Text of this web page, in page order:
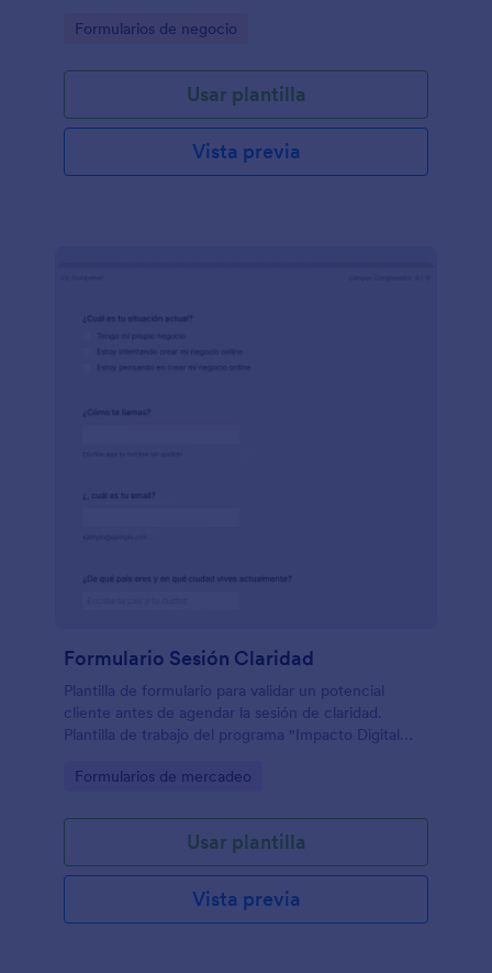
facturación y envío, y requisitos específicos, si los
Go to Category:
Formularios de negocio
Usar plantilla
Vista previa
Formulario Sesión Claridad
Plantilla de formulario para validar un potencial
cliente antes de agendar la sesión de claridad.
Plantilla de trabajo del programa "Impacto Digital
Go to Category:
Formularios de mercadeo
Usar plantilla
Vista previa